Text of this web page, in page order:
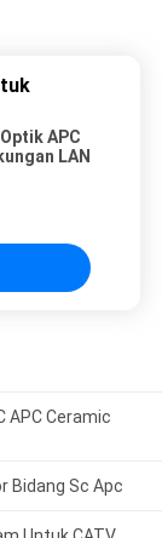
APC
LAN
APC Ceramic
Bidang Sc Apc